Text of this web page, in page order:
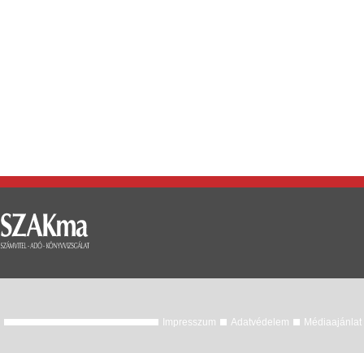
Impresszum Adatvédelem Médiaajánlat